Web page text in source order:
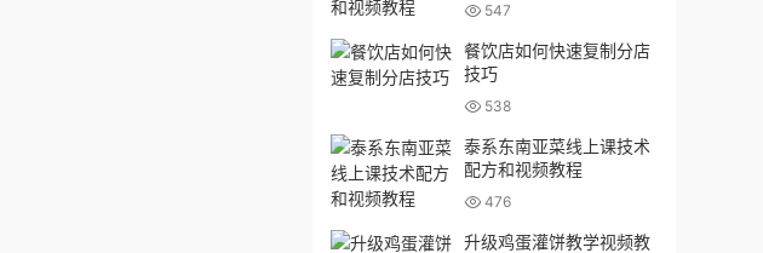
547
餐饮店如何快速复制分店
技巧
538
泰系东南亚菜线上课技术
配方和视频教程
476
升级鸡蛋灌饼教学视频教